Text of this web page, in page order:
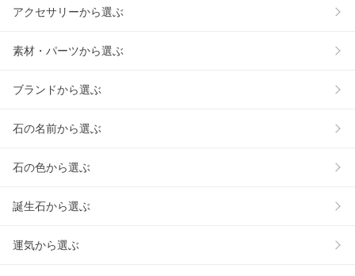
アクセサリーから選ぶ
素材・パーツから選ぶ
ブランドから選ぶ
石の名前から選ぶ
石の色から選ぶ
誕生石から選ぶ
運気から選ぶ